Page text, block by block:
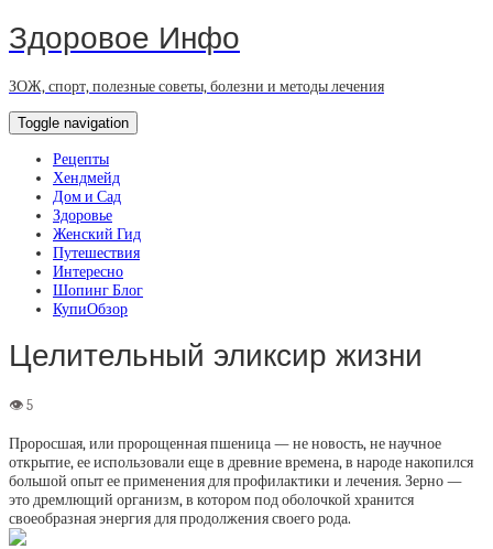
Здоровое Инфо
ЗОЖ, спорт, полезные советы, болезни и методы лечения
Toggle navigation
Рецепты
Хендмейд
Дом и Сад
Здоровье
Женский Гид
Путешествия
Интересно
Шопинг Блог
КупиОбзор
Целительный эликсир жизни
Проросшая, или пророщенная пшеница — не новость, не научное
открытие, ее использовали еще в древние времена, в народе накопился
большой опыт ее применения для профилактики и лечения. Зерно —
это дремлющий организм, в котором под оболочкой хранится
своеобразная энергия для продолжения своего рода.